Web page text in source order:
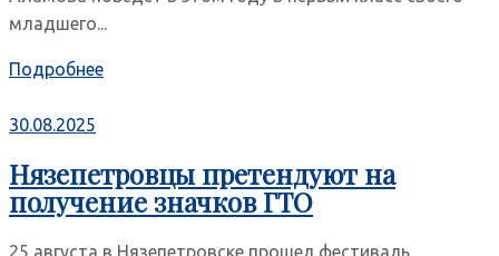
младшего...
Подробнее
30.08.2025
Нязепетровцы претендуют на
получение значков ГТО
25 августа в Нязепетровске прошел фестиваль